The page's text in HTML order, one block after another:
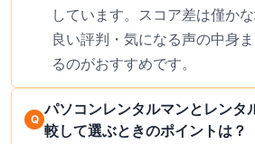
しています。スコア差は僅かな
良い評判・気になる声の中身
るのがおすすめです。
パソコンレンタルマンとレンタ
較して選ぶときのポイントは？